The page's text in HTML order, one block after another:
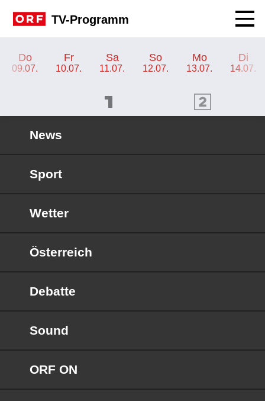
TV-Programm
Do
09.07.
Fr
10.07.
Sa
11.07.
So
12.07.
Mo
13.07.
Di
14.07.
ORF 2 Programm
News
Sport
Wetter
Österreich
Debatte
Sound
ORF ON